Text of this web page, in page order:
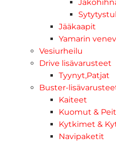
Jääkaapit
Yamarin
Vesiurheilu
Drive lisävarusteet
Tyynyt,Patjat
Buster-
Kaiteet
Kuomut &
Kytkimet &
Navipaketit